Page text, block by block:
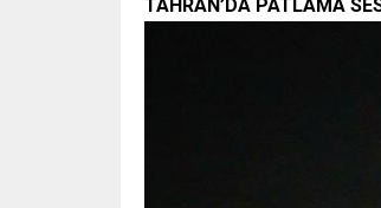
TAHRAN’DA PATLAMA